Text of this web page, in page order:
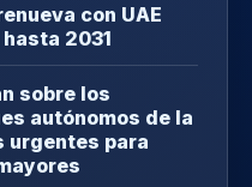
con UAE
2031
sobre los
autónomos de la
urgentes para